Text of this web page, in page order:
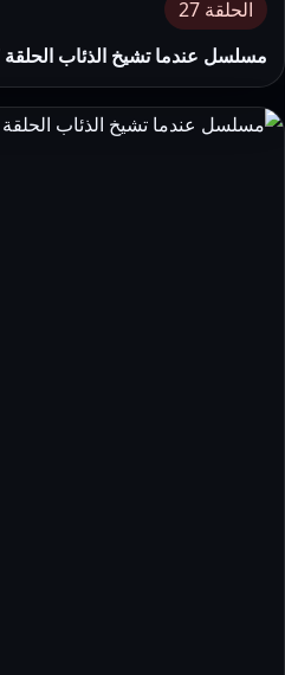
الحلقة 27
مسلسل عندما تشيخ الذئاب الحلقة 27 HD